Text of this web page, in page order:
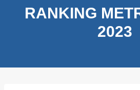
RANKING
2023